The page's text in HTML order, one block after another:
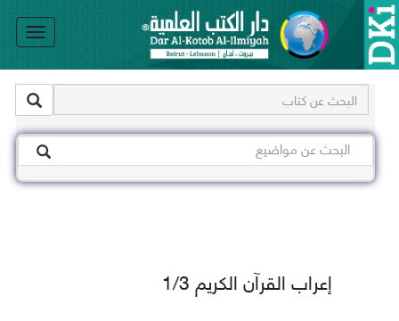
إعراب القرآن الكريم 1/3